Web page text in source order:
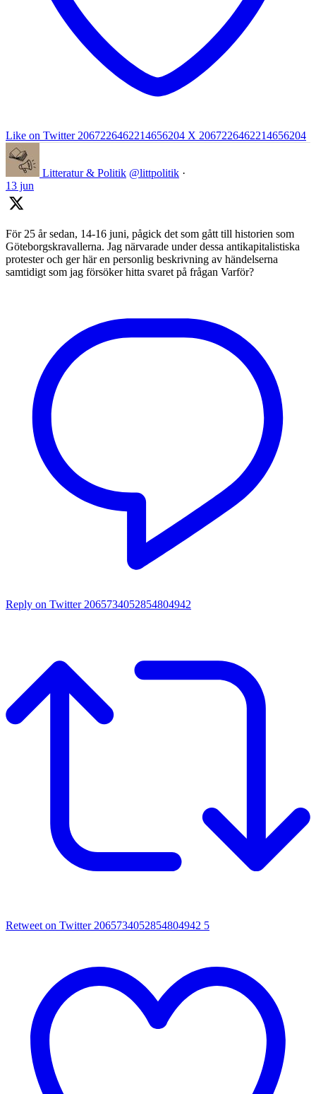
Like on Twitter 2067226462214656204 X 2067226462214656204
Litteratur & Politik @littpolitik ·
13 jun
För 25 år sedan, 14-16 juni, pågick det som gått till historien som
Göteborgskravallerna. Jag närvarade under dessa antikapitalistiska
protester och ger här en personlig beskrivning av händelserna
samtidigt som jag försöker hitta svaret på frågan Varför?
Reply on Twitter 2065734052854804942
Retweet on Twitter 2065734052854804942 5